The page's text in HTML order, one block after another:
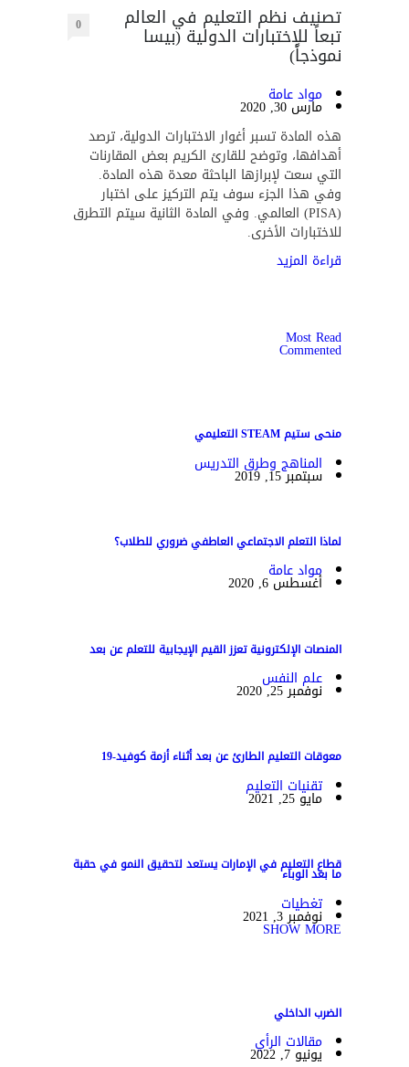
تصنيف نظم التعليم في العالم
تبعاً للإختبارات الدولية (بيسا
نموذجاً)
0
مواد عامة
مارس 30, 2020
هذه المادة تسبر أغوار الاختبارات الدولية، ترصد
أهدافها، وتوضح للقارئ الكريم بعض المقارنات
التي سعت لإبرازها الباحثة معدة هذه المادة.
وفي هذا الجزء سوف يتم التركيز على اختبار
(PISA) العالمي. وفي المادة الثانية سيتم التطرق
للاختبارات الأخرى.
قراءة المزيد
Most Read
Commented
منحى ستيم STEAM التعليمي
المناهج وطرق التدريس
سبتمبر 15, 2019
لماذا التعلم الاجتماعي العاطفي ضروري للطلاب؟
مواد عامة
أغسطس 6, 2020
المنصات الإلكترونية تعزز القيم الإيجابية للتعلم عن بعد
علم النفس
نوفمبر 25, 2020
معوقات التعليم الطارئ عن بعد أثناء أزمة كوفيد-19
تقنيات التعليم
مايو 25, 2021
قطاع التعليم في الإمارات يستعد لتحقيق النمو في حقبة
ما بعد الوباء
تغطيات
نوفمبر 3, 2021
SHOW MORE
الضرب الداخلي
مقالات الرأي
يونيو 7, 2022